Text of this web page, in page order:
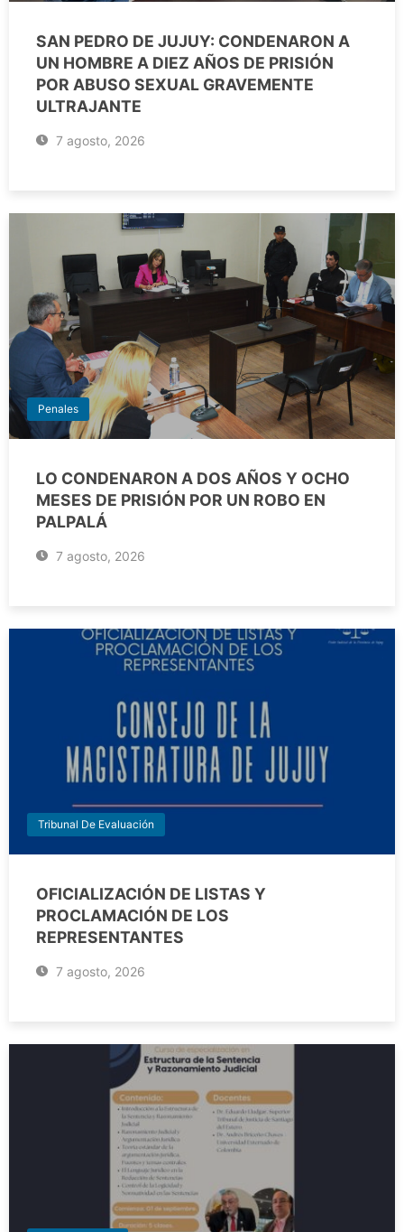
SAN PEDRO DE JUJUY: CONDENARON A
UN HOMBRE A DIEZ AÑOS DE PRISIÓN
POR ABUSO SEXUAL GRAVEMENTE
ULTRAJANTE
7 agosto, 2026
Penales
LO CONDENARON A DOS AÑOS Y OCHO
MESES DE PRISIÓN POR UN ROBO EN
PALPALÁ
7 agosto, 2026
Tribunal De Evaluación
OFICIALIZACIÓN DE LISTAS Y
PROCLAMACIÓN DE LOS
REPRESENTANTES
7 agosto, 2026